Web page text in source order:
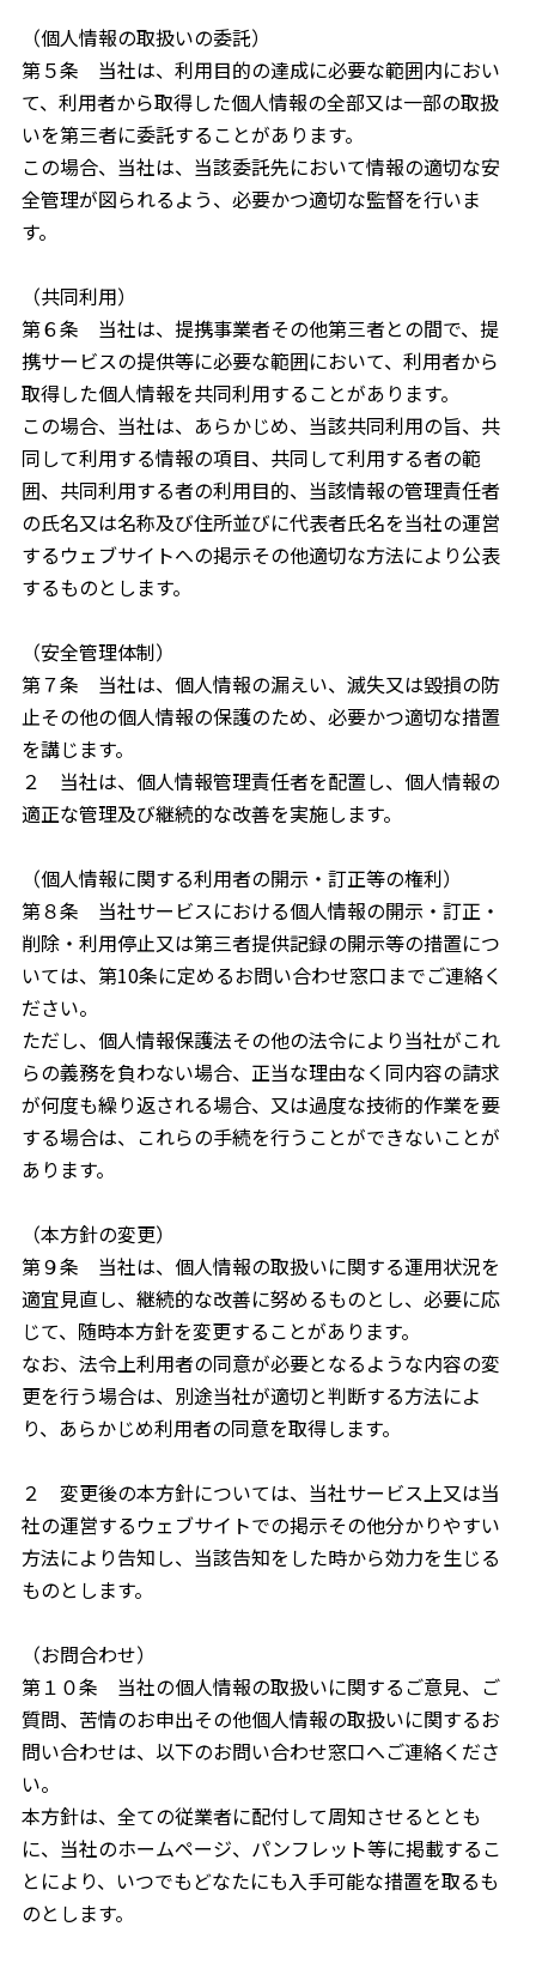
（個人情報の取扱いの委託）
第５条 当社は、利用目的の達成に必要な範囲内におい
て、利用者から取得した個人情報の全部又は一部の取扱
いを第三者に委託することがあります。
この場合、当社は、当該委託先において情報の適切な安
全管理が図られるよう、必要かつ適切な監督を行いま
す。
（共同利用）
第６条 当社は、提携事業者その他第三者との間で、提
携サービスの提供等に必要な範囲において、利用者から
取得した個人情報を共同利用することがあります。
この場合、当社は、あらかじめ、当該共同利用の旨、共
同して利用する情報の項目、共同して利用する者の範
囲、共同利用する者の利用目的、当該情報の管理責任者
の氏名又は名称及び住所並びに代表者氏名を当社の運営
するウェブサイトへの掲示その他適切な方法により公表
するものとします。
（安全管理体制）
第７条 当社は、個人情報の漏えい、滅失又は毀損の防
止その他の個人情報の保護のため、必要かつ適切な措置
を講じます。
２ 当社は、個人情報管理責任者を配置し、個人情報の
適正な管理及び継続的な改善を実施します。
（個人情報に関する利用者の開示・訂正等の権利）
第８条 当社サービスにおける個人情報の開示・訂正・
削除・利用停止又は第三者提供記録の開示等の措置につ
いては、第10条に定めるお問い合わせ窓口までご連絡く
ださい。
ただし、個人情報保護法その他の法令により当社がこれ
らの義務を負わない場合、正当な理由なく同内容の請求
が何度も繰り返される場合、又は過度な技術的作業を要
する場合は、これらの手続を行うことができないことが
あります。
（本方針の変更）
第９条 当社は、個人情報の取扱いに関する運用状況を
適宜見直し、継続的な改善に努めるものとし、必要に応
じて、随時本方針を変更することがあります。
なお、法令上利用者の同意が必要となるような内容の変
更を行う場合は、別途当社が適切と判断する方法によ
り、あらかじめ利用者の同意を取得します。
２ 変更後の本方針については、当社サービス上又は当
社の運営するウェブサイトでの掲示その他分かりやすい
方法により告知し、当該告知をした時から効力を生じる
ものとします。
（お問合わせ）
第１０条 当社の個人情報の取扱いに関するご意見、ご
質問、苦情のお申出その他個人情報の取扱いに関するお
問い合わせは、以下のお問い合わせ窓口へご連絡くださ
い。
本方針は、全ての従業者に配付して周知させるととも
に、当社のホームページ、パンフレット等に掲載するこ
とにより、いつでもどなたにも入手可能な措置を取るも
のとします。